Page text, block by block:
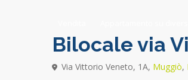
Bilocale via
Via Vittorio Veneto, 1A, Muggiò,